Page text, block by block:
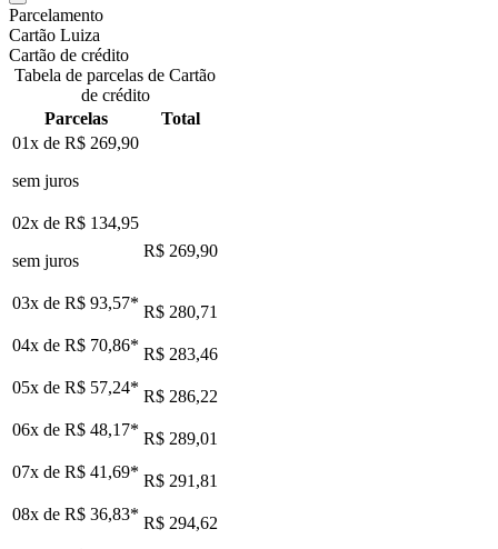
Parcelamento
Cartão Luiza
Cartão de crédito
Tabela de parcelas de Cartão
de crédito
Parcelas
Total
01x de R$ 269,90
sem juros
02x de R$ 134,95
sem juros
R$ 269,90
03x de R$ 93,57* R$ 280,71
04x de R$ 70,86* R$ 283,46
05x de R$ 57,24* R$ 286,22
06x de R$ 48,17* R$ 289,01
07x de R$ 41,69* R$ 291,81
08x de R$ 36,83* R$ 294,62